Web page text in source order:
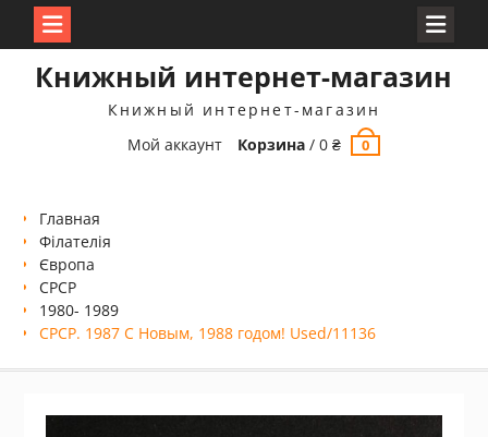
Книжный интернет-магазин
Книжный интернет-магазин
Мой аккаунт
Корзина /0₴ 0
Главная
Філателія
Європа
СРСР
1980- 1989
СРСР. 1987 С Новым, 1988 годом! Used/11136